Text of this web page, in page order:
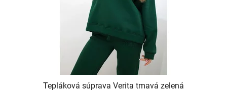
Tepláková súprava Verita tmavá zelená